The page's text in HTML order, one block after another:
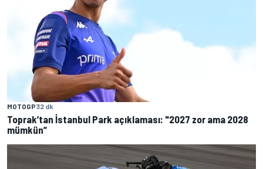
MOTOGP32 dk
Toprak’tan İstanbul Park açıklaması: "2027 zor ama 2028
mümkün”